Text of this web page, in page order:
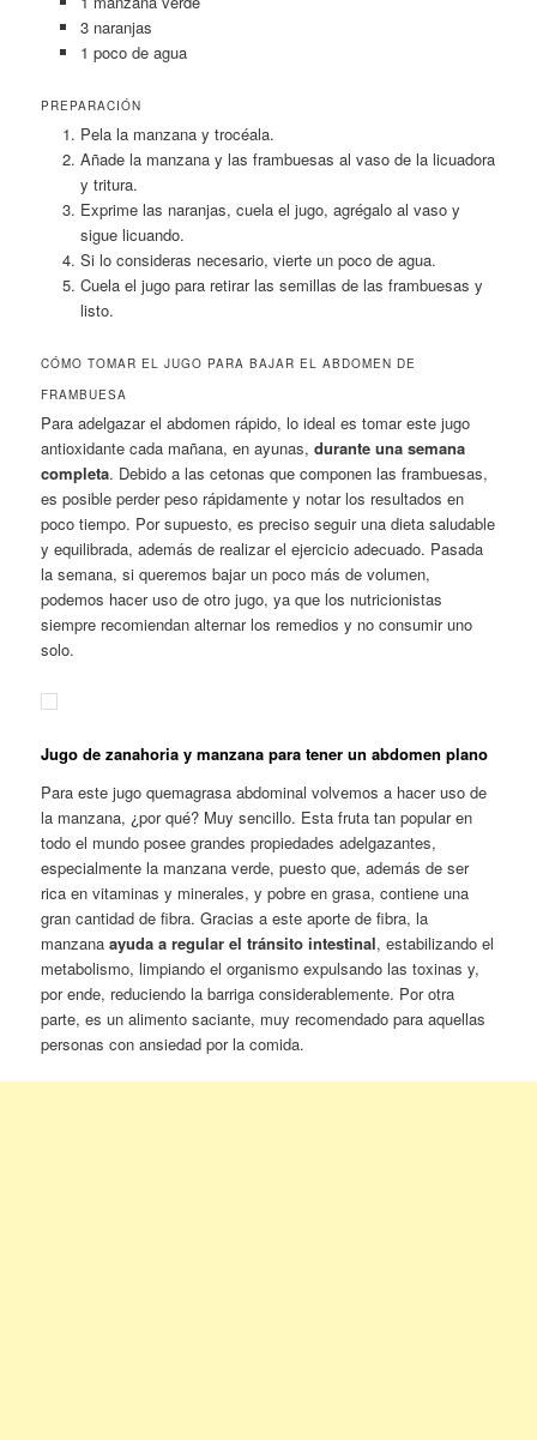
3 naranjas
1 poco de agua
PREPARACIÓN
Pela la manzana y trocéala.
Añade la manzana y las frambuesas al vaso de la licuadora
y tritura.
Exprime las naranjas, cuela el jugo, agrégalo al vaso y
sigue licuando.
Si lo consideras necesario, vierte un poco de agua.
Cuela el jugo para retirar las semillas de las frambuesas y
listo.
CÓMO TOMAR EL JUGO PARA BAJAR EL ABDOMEN DE
FRAMBUESA
Para adelgazar el abdomen rápido, lo ideal es tomar este jugo
antioxidante cada mañana, en ayunas, durante una semana
completa. Debido a las cetonas que componen las frambuesas,
es posible perder peso rápidamente y notar los resultados en
poco tiempo. Por supuesto, es preciso seguir una dieta saludable
y equilibrada, además de realizar el ejercicio adecuado. Pasada
la semana, si queremos bajar un poco más de volumen,
podemos hacer uso de otro jugo, ya que los nutricionistas
siempre recomiendan alternar los remedios y no consumir uno
solo.
Jugo de zanahoria y manzana para tener un abdomen plano
Para este jugo quemagrasa abdominal volvemos a hacer uso de
la manzana, ¿por qué? Muy sencillo. Esta fruta tan popular en
todo el mundo posee grandes propiedades adelgazantes,
especialmente la manzana verde, puesto que, además de ser
rica en vitaminas y minerales, y pobre en grasa, contiene una
gran cantidad de fibra. Gracias a este aporte de fibra, la
manzanaayuda a regular el tránsito intestinal, estabilizando el
metabolismo, limpiando el organismo expulsando las toxinas y,
por ende, reduciendo la barriga considerablemente. Por otra
parte, es un alimento saciante, muy recomendado para aquellas
personas con ansiedad por la comida.